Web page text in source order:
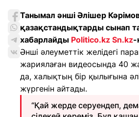
Танымал әнші Әлішер
қазақстандықтарды сынап
хабарлайды Politico.kz Sn.kz-
Әнші әлеуметтік желідегі
жариялаған видеосында 40
да, халықтың бір қылығына
жүргенін айтады.
“Қай жерде серуендеп,